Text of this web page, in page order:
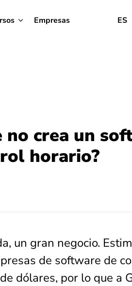
Empresas ES
no crea un
horario?
un gran negocio.
de software de
dólares, por lo que a